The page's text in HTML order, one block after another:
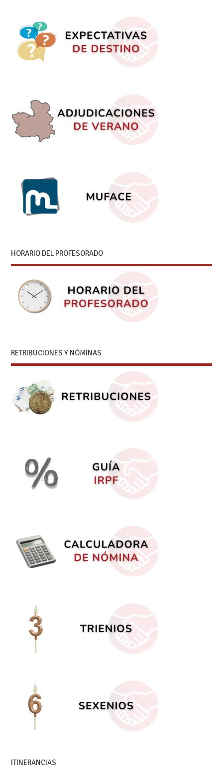
HORARIO DEL PROFESORADO
RETRIBUCIONES Y NÓMINAS
ITINERANCIAS